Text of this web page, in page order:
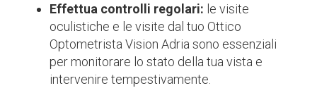
Effettua controlli regolari: le visite
oculistiche e le visite dal tuo Ottico
Optometrista Vision Adria sono essenziali
per monitorare lo stato della tua vista e
intervenire tempestivamente.